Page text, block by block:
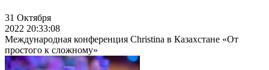
31 Октября
2022 20:33:08
Международная конференция Christina в Казахстане «От
простого к сложному»